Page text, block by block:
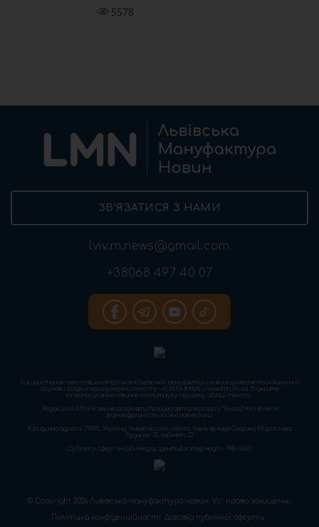
5578
ЗВ’ЯЗАТИСЯ З НАМИ
lviv.m.news@gmail.com
+38068 497 40 07
Використання текстових матеріалів «Львівської мануфактури новин» дозволяється виключно
за умови згадки першоджерела тексту – «LMN» (https://www.lmn.in.ua). Відкрите
гіперпосилання повинне міститися у першому абзаці тексту.
Редакція «LMN» може не розділяти позицію авторів розділу “Блоги” та не несе
відповідальність за їхні матеріали.
Юридична адреса: 79005, Україна, Львівська обл., місто Львів, вулиця Скорика Мирослава,
будинок, 31, кабінет, 23
Cуб'єкт у сфері онлайн-медіа; ідентифікатор медіа - R40-03621
© Copyright 2026 Львівська мануфактура новин. Усі права захищенні.
Політика конфіденційності Договір публічної оферти